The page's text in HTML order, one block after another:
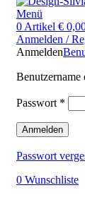
Menü
0 Artikel €
Anmelden /
Anmelden
Passwort *
Anmelden
Passwort
0 Wunschliste